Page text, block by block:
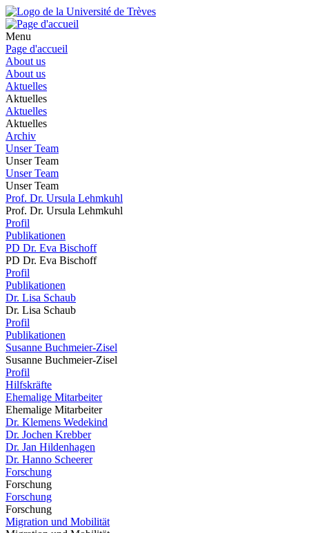
Menu
Page d'accueil
About us
About us
Aktuelles
Aktuelles
Aktuelles
Aktuelles
Archiv
Unser Team
Unser Team
Unser Team
Unser Team
Prof. Dr. Ursula Lehmkuhl
Prof. Dr. Ursula Lehmkuhl
Profil
Publikationen
PD Dr. Eva Bischoff
PD Dr. Eva Bischoff
Profil
Publikationen
Dr. Lisa Schaub
Dr. Lisa Schaub
Profil
Publikationen
Susanne Buchmeier-Zisel
Susanne Buchmeier-Zisel
Profil
Hilfskräfte
Ehemalige Mitarbeiter
Ehemalige Mitarbeiter
Dr. Klemens Wedekind
Dr. Jochen Krebber
Dr. Jan Hildenhagen
Dr. Hanno Scheerer
Forschung
Forschung
Forschung
Forschung
Migration und Mobilität